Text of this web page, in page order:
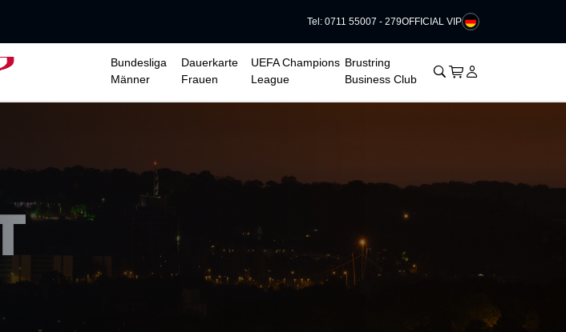
Tel: 0711 55007 - 279OFFICIAL VIP
Bundesliga
Männer
Dauerkarte
Frauen
UEFA Champions
League
Brustring
Business Club
􀊫 Warenkorb
􀍩 Login
􀉩